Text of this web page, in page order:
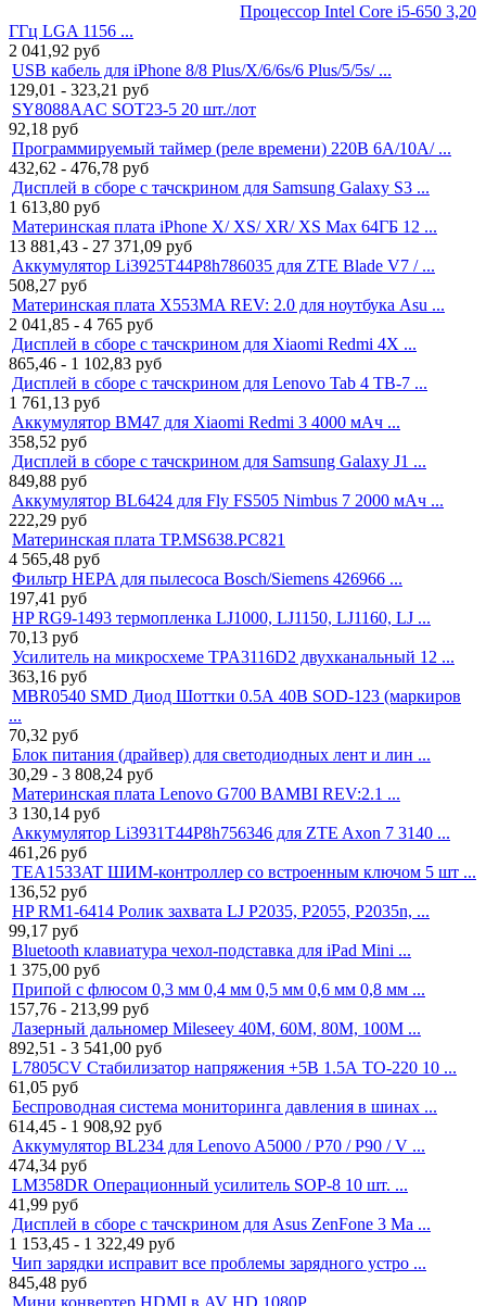
Процессор Intel Core i5-650 3,20
ГГц LGA 1156 ...
2 041,92 руб
USB кабель для iPhone 8/8 Plus/X/6/6s/6 Plus/5/5s/ ...
129,01 - 323,21 руб
SY8088AAC SOT23-5 20 шт./лот
92,18 руб
Программируемый таймер (реле времени) 220В 6A/10A/ ...
432,62 - 476,78 руб
Дисплей в сборе с тачскрином для Samsung Galaxy S3 ...
1 613,80 руб
Материнская плата iPhone X/ XS/ XR/ XS Max 64ГБ 12 ...
13 881,43 - 27 371,09 руб
Аккумулятор Li3925T44P8h786035 для ZTE Blade V7 / ...
508,27 руб
Материнская плата X553MA REV: 2.0 для ноутбука Asu ...
2 041,85 - 4 765 руб
Дисплей в сборе с тачскрином для Xiaomi Redmi 4X ...
865,46 - 1 102,83 руб
Дисплей в сборе с тачскрином для Lenovo Tab 4 TB-7 ...
1 761,13 руб
Аккумулятор BM47 для Xiaomi Redmi 3 4000 мАч ...
358,52 руб
Дисплей в сборе с тачскрином для Samsung Galaxy J1 ...
849,88 руб
Аккумулятор BL6424 для Fly FS505 Nimbus 7 2000 мАч ...
222,29 руб
Материнская плата TP.MS638.PC821
4 565,48 руб
Фильтр HEPA для пылесоса Bosch/Siemens 426966 ...
197,41 руб
HP RG9-1493 термопленка LJ1000, LJ1150, LJ1160, LJ ...
70,13 руб
Усилитель на микросхеме TPA3116D2 двухканальный 12 ...
363,16 руб
MBR0540 SMD Диод Шоттки 0.5А 40В SOD-123 (маркиров
...
70,32 руб
Блок питания (драйвер) для светодиодных лент и лин ...
30,29 - 3 808,24 руб
Материнская плата Lenovo G700 BAMBI REV:2.1 ...
3 130,14 руб
Аккумулятор Li3931T44P8h756346 для ZTE Axon 7 3140 ...
461,26 руб
TEA1533AT ШИМ-контроллер со встроенным ключом 5 шт ...
136,52 руб
HP RM1-6414 Ролик захвата LJ P2035, P2055, P2035n, ...
99,17 руб
Bluetooth клавиатура чехол-подставка для iPad Mini ...
1 375,00 руб
Припой с флюсом 0,3 мм 0,4 мм 0,5 мм 0,6 мм 0,8 мм ...
157,76 - 213,99 руб
Лазерный дальномер Mileseey 40M, 60M, 80M, 100M ...
892,51 - 3 541,00 руб
L7805CV Стабилизатор напряжения +5В 1.5А TO-220 10 ...
61,05 руб
Беспроводная система мониторинга давления в шинах ...
614,45 - 1 908,92 руб
Аккумулятор BL234 для Lenovo A5000 / P70 / P90 / V ...
474,34 руб
LM358DR Операционный усилитель SOP-8 10 шт. ...
41,99 руб
Дисплей в сборе с тачскрином для Asus ZenFone 3 Ma ...
1 153,45 - 1 322,49 руб
Чип зарядки исправит все проблемы зарядного устро ...
845,48 руб
Мини конвертер HDMI в AV HD 1080P